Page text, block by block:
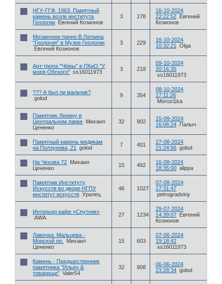
НГУ-ГГФ. 1963. Памятный
камень возле института
Геологии Евгений Козионов
3 178
16-10-2024
22:22:52 Евгений
Козионов
Мозаичное панно В.Латкина
"Геология" в Музее Геологии
Евгений Козионов
3 229
16-10-2024
10:32:21
Olga
Арт-тропа "Чёмы" в ПКиО "У
моря Обского" ss16011973 3 218
09-10-2024
20:16:35
ss16011973
??? А был ли мальчик?
golod
9 354
08-10-2024
17:11:26
Morozi1ka
Памятник Ленину в
Центральном парке Михаил
Цененко
32 902
15-09-2024
16:06:24 Палыч
Памятный камень медикам
на Ползунова, 21
golod 7 401
27-08-2024
21:24:56 golod
На Чехова 72 Михаил
Цененко
15 492
16-08-2024
18:35:00 alippa
Памятник Институту
Искусств во дворе НГПУ
институт искусств Уралец
46 1027
07-08-2024
17:31:47
petrogradskiy
Интерьер кафе «Спутник»
AWA
27 1234
29-07-2024
14:39:07 Евгений
Козионов
Лавочка. Мальцева -
Морской пр.
Михаил
Цененко
15 603
07-06-2024
19:18:42
ss16011973
Камень - Предшественник
памятника "Ильич &
товарищи" Valer54
32 908
06-06-2024
23:28:34 golod